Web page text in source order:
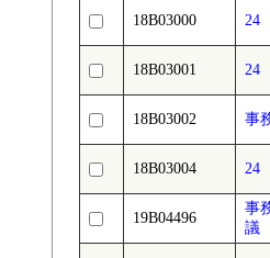
18B03000 24
18B03001 24
18B03002 事
18B03004 24
19B04496
事
議